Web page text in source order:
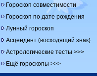
Гороскоп совместимости
Гороскоп по дате рождения
Лунный гороскоп
Асцендент (восходящий знак)
Астрологические тесты >>>
Ещё гороскопы >>>